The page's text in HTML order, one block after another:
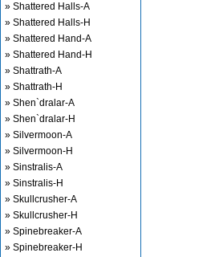
» Shattered Halls-A
» Shattered Halls-H
» Shattered Hand-A
» Shattered Hand-H
» Shattrath-A
» Shattrath-H
» Shen`dralar-A
» Shen`dralar-H
» Silvermoon-A
» Silvermoon-H
» Sinstralis-A
» Sinstralis-H
» Skullcrusher-A
» Skullcrusher-H
» Spinebreaker-A
» Spinebreaker-H